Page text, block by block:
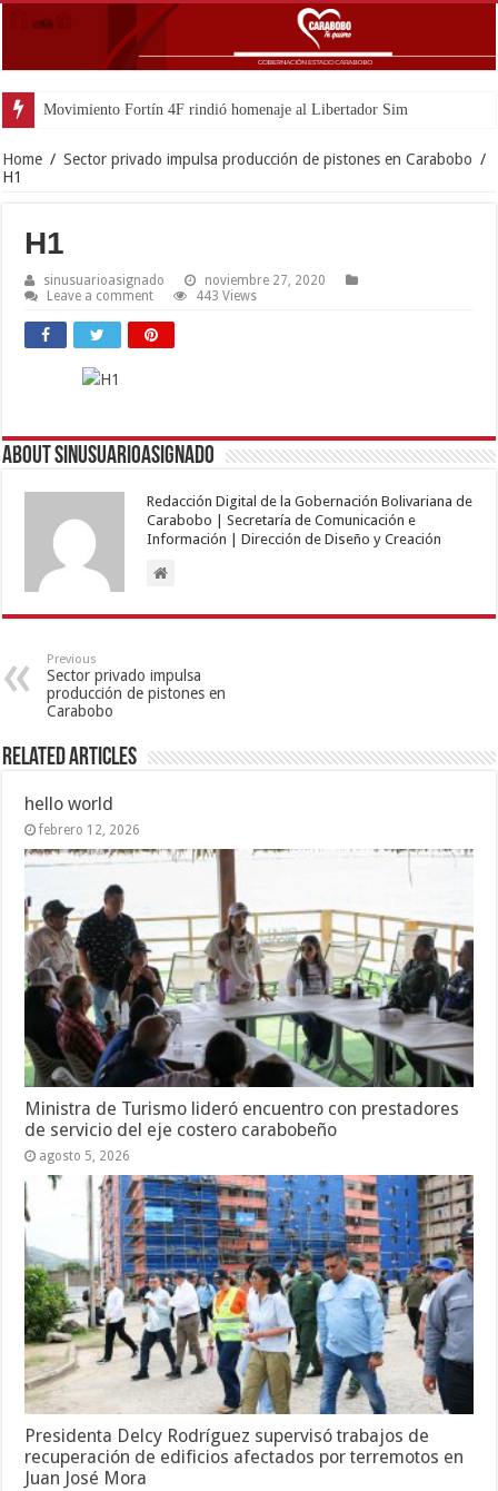
Home / Sector privado impulsa producción de pistones en Carabobo /
H1
H1
sinusuarioasignado
noviembre 27, 2020
Leave a comment
443 Views
About sinusuarioasignado
Redacción Digital de la Gobernación Bolivariana de
Carabobo | Secretaría de Comunicación e
Información | Dirección de Diseño y Creación
Previous
Sector privado impulsa
producción de pistones en
Carabobo
Related Articles
hello world
febrero 12, 2026
Ministra de Turismo lideró encuentro con prestadores
de servicio del eje costero carabobeño
agosto 5, 2026
Presidenta Delcy Rodríguez supervisó trabajos de
recuperación de edificios afectados por terremotos en
Juan José Mora